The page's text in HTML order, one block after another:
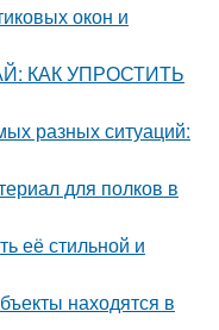
окон и
КАК УПРОСТИТЬ
разных ситуаций:
для полков в
её стильной и
находятся в